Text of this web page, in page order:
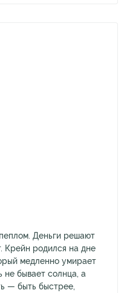
Деньги решают
Крейн родился на дне
медленно умирает
не бывает солнца, а
— быть быстрее,